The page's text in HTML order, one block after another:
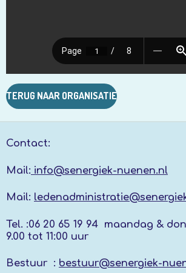
TERUG NAAR ORGANISATIE
Contact:
Mail: info@senergiek-nuenen.nl
Mail:
Tel. :06 20 65 19 94 maandag &
9.00 tot 11:00 uur
Bestuur : bestuur@senergiek-